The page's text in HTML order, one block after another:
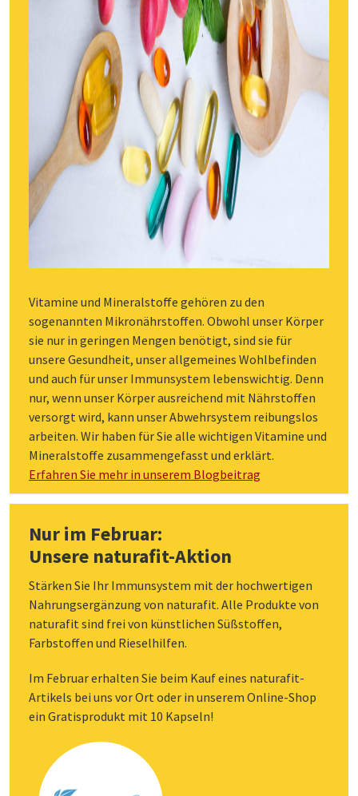
Vitamine und Mineralstoffe gehören zu den
sogenannten Mikronährstoffen. Obwohl unser Körper
sie nur in geringen Mengen benötigt, sind sie für
unsere Gesundheit, unser allgemeines Wohlbefinden
und auch für unser Immunsystem lebenswichtig. Denn
nur, wenn unser Körper ausreichend mit Nährstoffen
versorgt wird, kann unser Abwehrsystem reibungslos
arbeiten. Wir haben für Sie alle wichtigen Vitamine und
Mineralstoffe zusammengefasst und erklärt.
Erfahren Sie mehr in unserem Blogbeitrag
Nur im Februar:
Unsere naturafit-Aktion
Stärken Sie Ihr Immunsystem mit der hochwertigen
Nahrungsergänzung von naturafit. Alle Produkte von
naturafit sind frei von künstlichen Süßstoffen,
Farbstoffen und Rieselhilfen.
Im Februar erhalten Sie beim Kauf eines naturafit-
Artikels bei uns vor Ort oder in unserem Online-Shop
ein Gratisprodukt mit 10 Kapseln!